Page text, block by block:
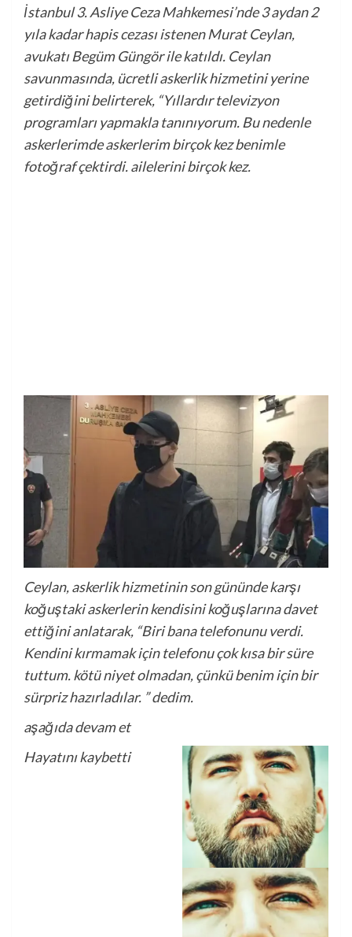
İstanbul 3. Asliye Ceza Mahkemesi’nde 3 aydan 2
yıla kadar hapis cezası istenen Murat Ceylan,
avukatı Begüm Güngör ile katıldı. Ceylan
savunmasında, ücretli askerlik hizmetini yerine
getirdiğini belirterek, “Yıllardır televizyon
programları yapmakla tanınıyorum. Bu nedenle
askerlerimde askerlerim birçok kez benimle
fotoğraf çektirdi. ailelerini birçok kez.
Ceylan, askerlik hizmetinin son gününde karşı
koğuştaki askerlerin kendisini koğuşlarına davet
ettiğini anlatarak, “Biri bana telefonunu verdi.
Kendini kırmamak için telefonu çok kısa bir süre
tuttum. kötü niyet olmadan, çünkü benim için bir
sürpriz hazırladılar. ” dedim.
aşağıda devam et
Hayatını kaybetti